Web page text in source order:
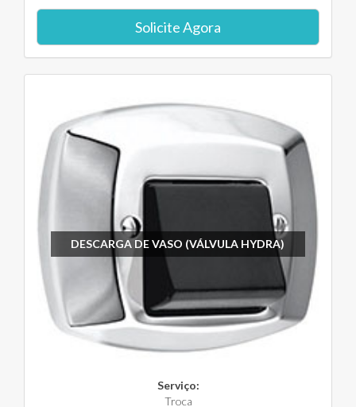
Solicite Agora
DESCARGA DE VASO (VÁLVULA HYDRA)
Serviço:
Troca